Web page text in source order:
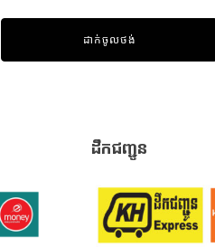
5
ដាក់ចូលថង់
ដឹកជញ្ជូន